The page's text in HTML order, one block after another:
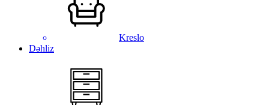
Kreslo
Dəhliz